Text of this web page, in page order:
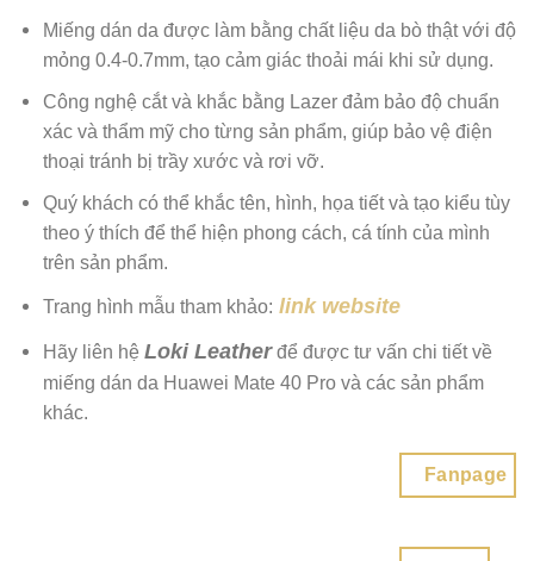
Miếng dán da được làm bằng chất liệu da bò thật với độ
mỏng 0.4-0.7mm, tạo cảm giác thoải mái khi sử dụng.
Công nghệ cắt và khắc bằng Lazer đảm bảo độ chuẩn
xác và thẩm mỹ cho từng sản phẩm, giúp bảo vệ điện
thoại tránh bị trầy xước và rơi vỡ.
Quý khách có thể khắc tên, hình, họa tiết và tạo kiểu tùy
theo ý thích để thể hiện phong cách, cá tính của mình
trên sản phẩm.
Trang hình mẫu tham khảo: link website
Hãy liên hệ Loki Leatherđể được tư vấn chi tiết về
miếng dán da Huawei Mate 40 Pro và các sản phẩm
khác.
Fanpage